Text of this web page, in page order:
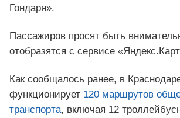
Гондаря».
Пассажиров просят быть
отобразятся с сервисе
Как сообщалось ранее, в
функционирует 120 маршрутов
транспорта, включая 12